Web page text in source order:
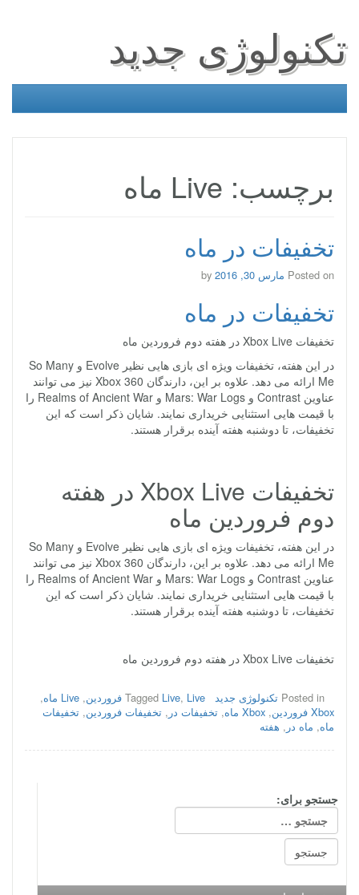
تکنولوژی جدید
برچسب: Live ماه
تخفیفات در ماه
Posted on مارس 30, 2016
تخفیفات در ماه
تخفیفات Xbox Live در هفته دوم فروردین ماه
در این هفته، تخفیفات ویژه ای بازی هایی نظیر Evolve و So Many
Me ارائه می دهد. علاوه بر این، دارندگان Xbox 360 نیز می توانند
عناوین Contrast و Mars: War Logs و Realms of Ancient War را
با قیمت هایی استثنایی خریداری نمایند. شایان ذکر است که این
تخفیفات، تا دوشنبه هفته آینده برقرار هستند.
تخفیفات Xbox Live در هفته
دوم فروردین ماه
در این هفته، تخفیفات ویژه ای بازی هایی نظیر Evolve و So Many
Me ارائه می دهد. علاوه بر این، دارندگان Xbox 360 نیز می توانند
عناوین Contrast و Mars: War Logs و Realms of Ancient War را
با قیمت هایی استثنایی خریداری نمایند. شایان ذکر است که این
تخفیفات، تا دوشنبه هفته آینده برقرار هستند.
تخفیفات Xbox Live در هفته دوم فروردین ماه
Posted in تکنولوژی جدید Tagged Live, Live فروردین , Live ماه
,
Xbox فروردین
, Xbox ماه , تخفیفات در , تخفیفات فروردین, تخفیفات
ماه, ماه در , هفته
جستجو برای: